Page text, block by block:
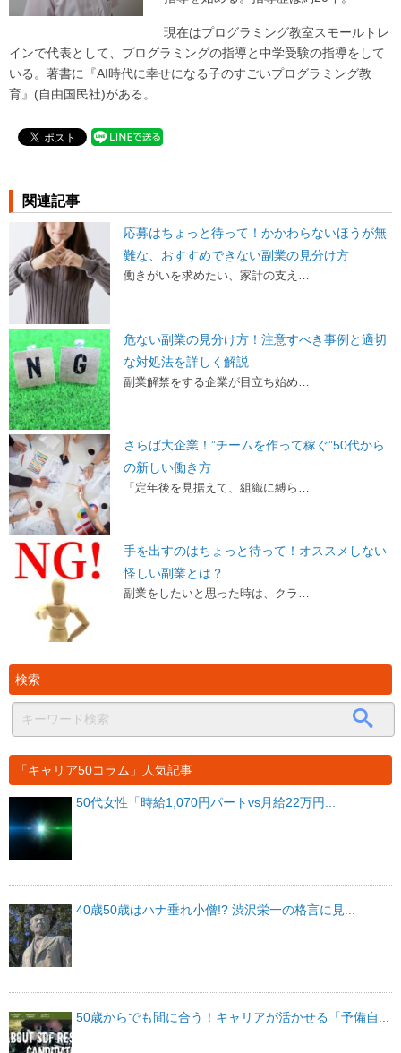
現在はプログラミング教室スモールトレ
インで代表として、プログラミングの指導と中学受験の指導をして
いる。著書に『AI時代に幸せになる子のすごいプログラミング教
育』(自由国民社)がある。
関連記事
応募はちょっと待って！かかわらないほうが無
難な、おすすめできない副業の見分け方
働きがいを求めたい、家計の支え…
危ない副業の見分け方！注意すべき事例と適切
な対処法を詳しく解説
副業解禁をする企業が目立ち始め…
さらば大企業！”チームを作って稼ぐ”50代から
の新しい働き方
「定年後を見据えて、組織に縛ら…
手を出すのはちょっと待って！オススメしない
怪しい副業とは？
副業をしたいと思った時は、クラ…
検索
「キャリア50コラム」人気記事
50代女性「時給1,070円パートvs月給22万円...
40歳50歳はハナ垂れ小僧!? 渋沢栄一の格言に見...
50歳からでも間に合う！キャリアが活かせる「予備自...